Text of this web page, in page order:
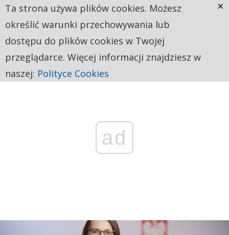
ad
Ta strona używa plików cookies. Możesz
określić warunki przechowywania lub
dostępu do plików cookies w Twojej
przeglądarce. Więcej informacji znajdziesz w
naszej: Polityce Cookies
×